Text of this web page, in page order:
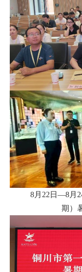
8月22日—8月
期）